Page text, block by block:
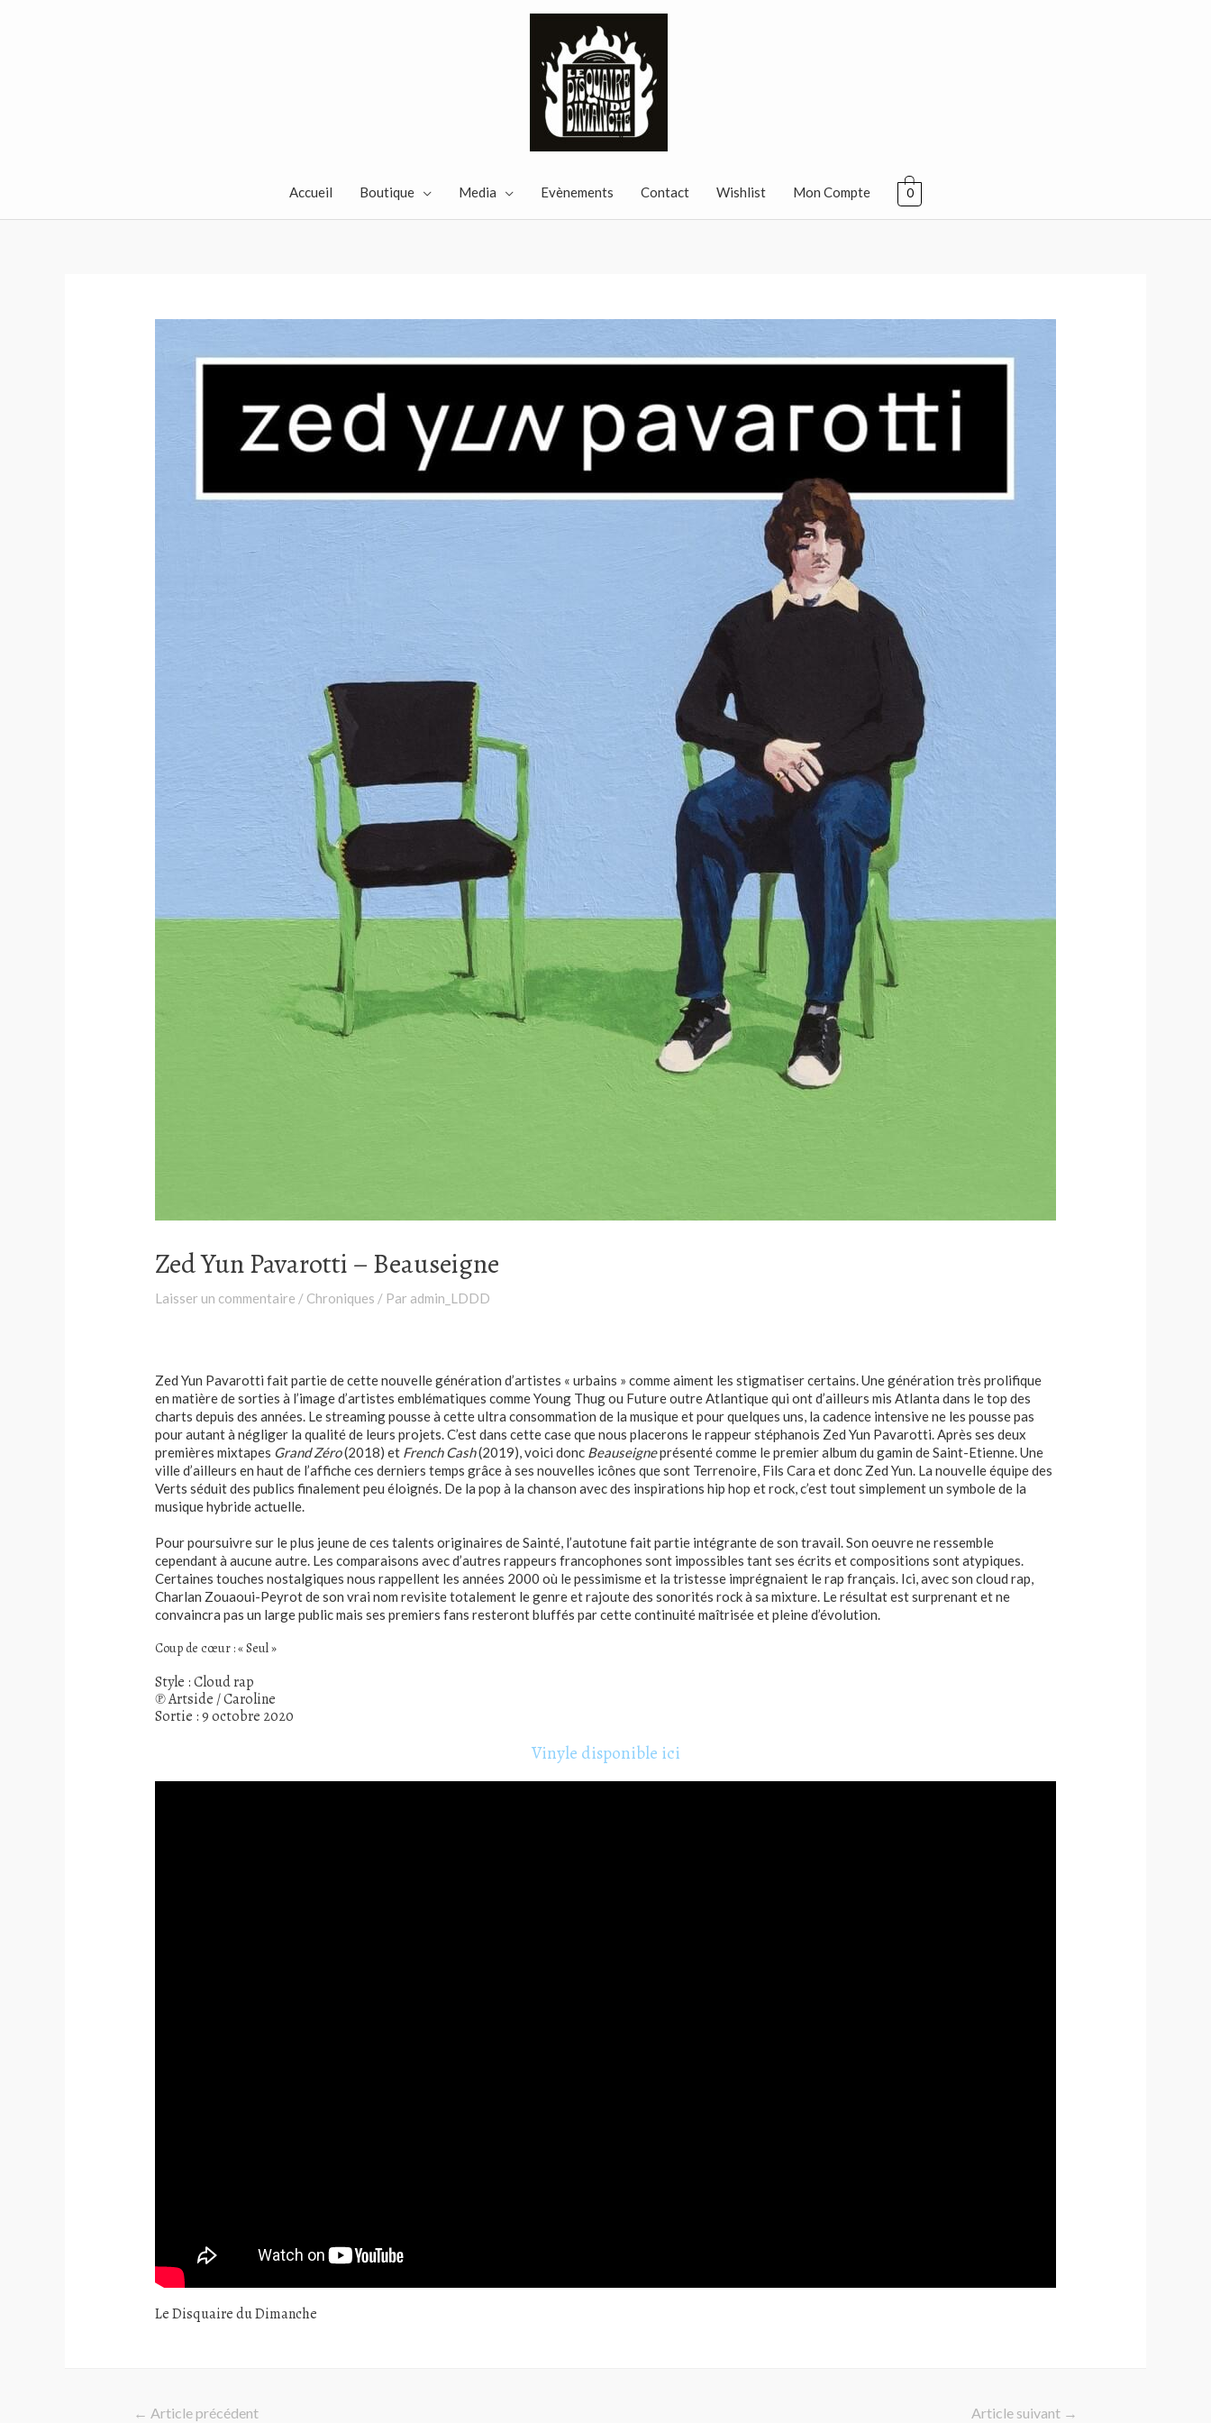
Accueil Boutique Media Evènements Contact Wishlist Mon Compte 0
Zed Yun Pavarotti – Beauseigne
Laisser un commentaire / Chroniques / Par admin_LDDD
Zed Yun Pavarotti fait partie de cette nouvelle génération d’artistes « urbains » comme aiment les stigmatiser certains. Une génération très prolifique
en matière de sorties à l’image d’artistes emblématiques comme Young Thug ou Future outre Atlantique qui ont d’ailleurs mis Atlanta dans le top des
charts depuis des années. Le streaming pousse à cette ultra consommation de la musique et pour quelques uns, la cadence intensive ne les pousse pas
pour autant à négliger la qualité de leurs projets. C’est dans cette case que nous placerons le rappeur stéphanois Zed Yun Pavarotti. Après ses deux
premières mixtapes Grand Zéro(2018) et French Cash(2019), voici donc Beauseigneprésenté comme le premier album du gamin de Saint-Etienne. Une
ville d’ailleurs en haut de l’affiche ces derniers temps grâce à ses nouvelles icônes que sont Terrenoire, Fils Cara et donc Zed Yun. La nouvelle équipe des
Verts séduit des publics finalement peu éloignés. De la pop à la chanson avec des inspirations hip hop et rock, c’est tout simplement un symbole de la
musique hybride actuelle.
Pour poursuivre sur le plus jeune de ces talents originaires de Sainté, l’autotune fait partie intégrante de son travail. Son oeuvre ne ressemble
cependant à aucune autre. Les comparaisons avec d’autres rappeurs francophones sont impossibles tant ses écrits et compositions sont atypiques.
Certaines touches nostalgiques nous rappellent les années 2000 où le pessimisme et la tristesse imprégnaient le rap français. Ici, avec son cloud rap,
Charlan Zouaoui-Peyrot de son vrai nom revisite totalement le genre et rajoute des sonorités rock à sa mixture. Le résultat est surprenant et ne
convaincra pas un large public mais ses premiers fans resteront bluffés par cette continuité maîtrisée et pleine d’évolution.
Coup de cœur : « Seul »
Style : Cloud rap
℗ Artside / Caroline
Sortie : 9 octobre 2020
Vinyle disponible ici
Le Disquaire du Dimanche
← Article précédent Article suivant →